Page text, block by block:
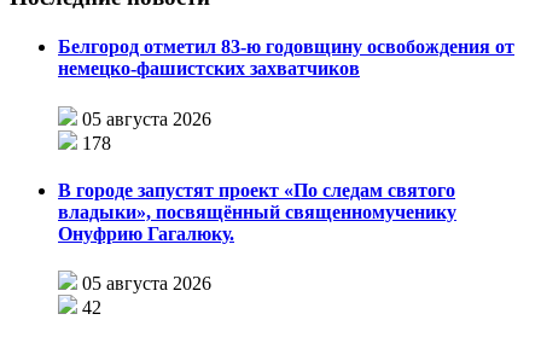
Белгород отметил 83-ю годовщину освобождения от
немецко-фашистских захватчиков
05 августа 2026
178
В городе запустят проект «По следам святого
владыки», посвящённый священномученику
Онуфрию Гагалюку.
05 августа 2026
42